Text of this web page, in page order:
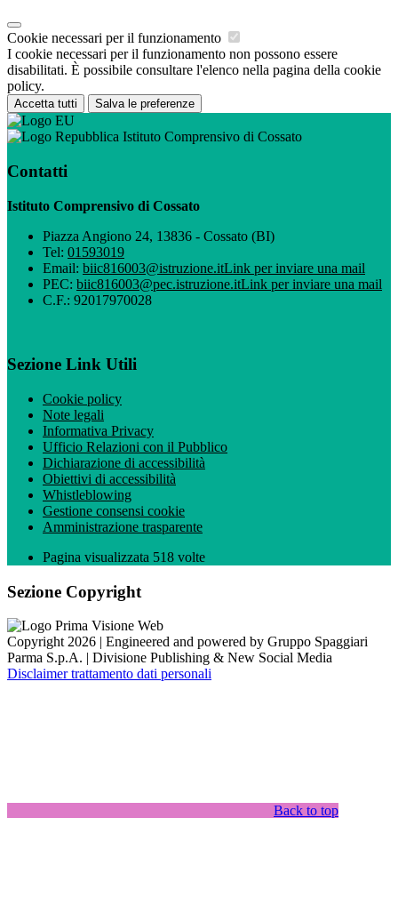
Cookie necessari per il funzionamento
I cookie necessari per il funzionamento non possono essere
disabilitati. È possibile consultare l'elenco nella pagina della cookie
policy.
Accetta tutti Salva le preferenze
Istituto Comprensivo di Cossato
Contatti
Istituto Comprensivo di Cossato
Piazza Angiono 24, 13836 - Cossato (BI)
Tel: 01593019
Email: biic816003@istruzione.itLink per inviare una mail
PEC: biic816003@pec.istruzione.itLink per inviare una mail
C.F.: 92017970028
Sezione Link Utili
Cookie policy
Note legali
Informativa Privacy
Ufficio Relazioni con il Pubblico
Dichiarazione di accessibilità
Obiettivi di accessibilità
Whistleblowing
Gestione consensi cookie
Amministrazione trasparente
Pagina visualizzata 518 volte
Sezione Copyright
Copyright 2026 | Engineered and powered by Gruppo Spaggiari
Parma S.p.A. | Divisione Publishing & New Social Media
Disclaimer trattamento dati personali
Back to top